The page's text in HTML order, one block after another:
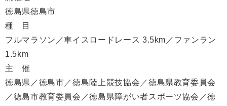
徳島県徳島市
種 目
フルマラソン／車イスロードレース 3.5km／ファンラン
1.5km
主 催
徳島県／徳島市／徳島陸上競技協会／徳島県教育委員会
／徳島市教育委員会／徳島県障がい者スポーツ協会／徳